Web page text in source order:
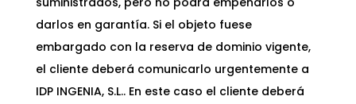
darlos en garantía. Si el objeto fuese
embargado con la reserva de dominio vigente,
el cliente deberá comunicarlo urgentemente a
IDP INGENIA, S.L.. En este caso el cliente deberá